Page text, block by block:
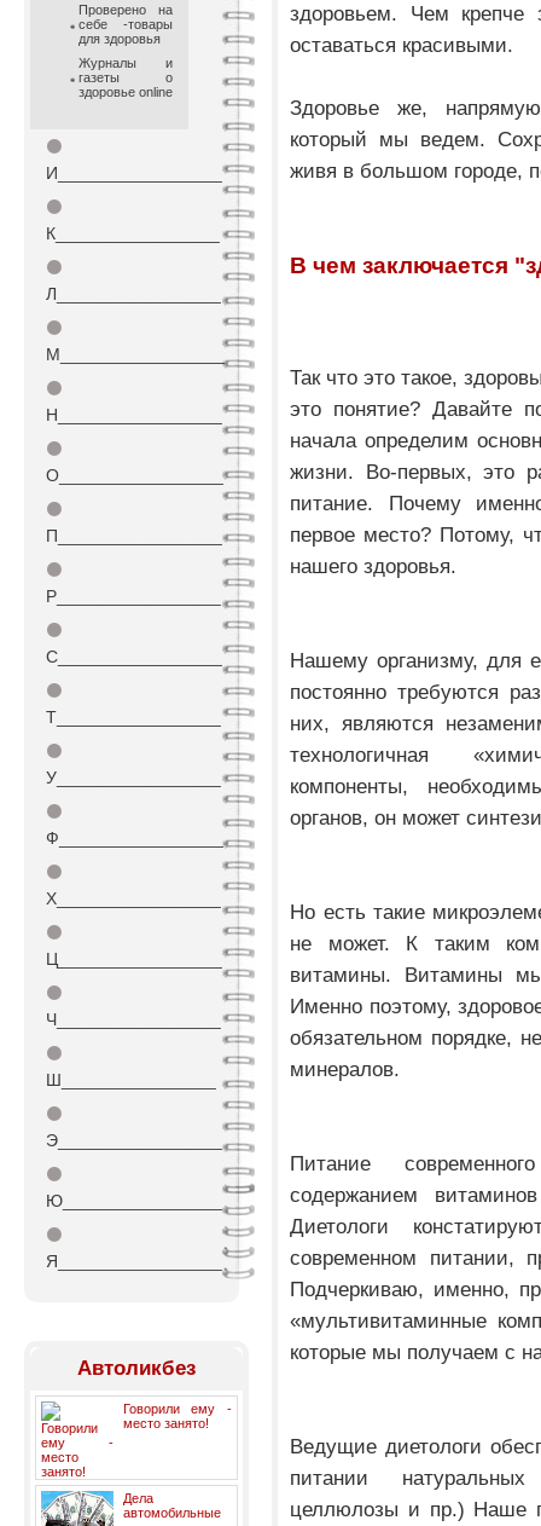
Проверено на
себе -товары
для здоровья
Журналы и
газеты о
здоровье online
⚫
И_________________
⚫
К_________________
⚫
Л_________________
⚫
М_________________
⚫
Н_________________
⚫
О_________________
⚫
П_________________
⚫
Р_________________
⚫
С_________________
⚫
Т_________________
⚫
У_________________
⚫
Ф_________________
⚫
Х_________________
⚫
Ц_________________
⚫
Ч_________________
⚫
Ш________________
⚫
Э_________________
⚫
Ю_________________
⚫
Я_________________
Автоликбез
Говорили ему -
место занято!
Дела
автомобильные
здоровьем. Чем
оставаться красивыми.
Здоровье же,
который мы ведем.
живя в большом городе,
В чем заключается
Так что это такое,
это понятие? Давайте
начала определим
жизни. Во-первых, это
питание. Почему
первое место? Потому,
нашего здоровья.
Нашему организму, для
постоянно требуются
них, являются
технологичная
компоненты,
органов, он может
Но есть такие
не может. К таким
витамины. Витамины
Именно поэтому,
обязательном порядке,
минералов.
Питание
содержанием
Диетологи
современном питании,
Подчеркиваю, именно,
«мультивитаминные
которые мы получаем с
Ведущие диетологи
питании
целлюлозы и пр.) Наше